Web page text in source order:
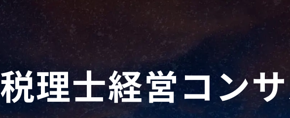
税理士経営コン